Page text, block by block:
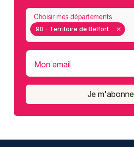
90 - Territoire de Belfort
Choisir mes départements
Mon email
Je m'abonne